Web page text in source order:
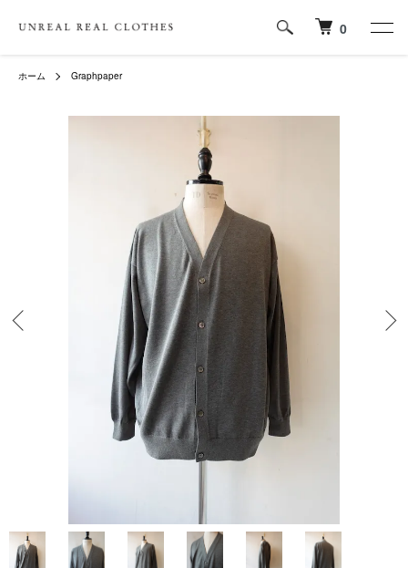
0
ホーム Graphpaper